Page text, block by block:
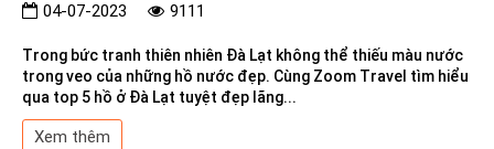
04-07-2023 9111
Trong bức tranh thiên nhiên Đà Lạt không thể thiếu màu nước
trong veo của những hồ nước đẹp. Cùng Zoom Travel tìm hiểu
qua top 5 hồ ở Đà Lạt tuyệt đẹp lãng...
Xem thêm